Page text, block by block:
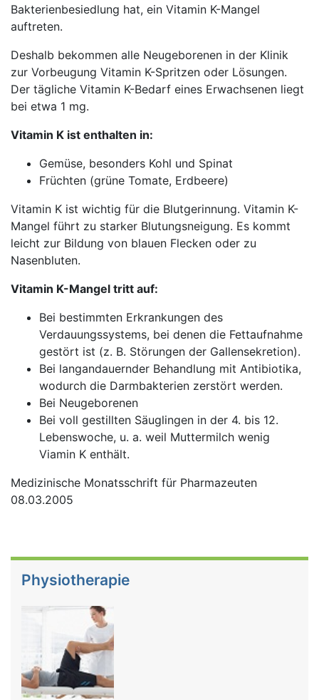
Bakterienbesiedlung hat, ein Vitamin K-Mangel
auftreten.
Deshalb bekommen alle Neugeborenen in der Klinik
zur Vorbeugung Vitamin K-Spritzen oder Lösungen.
Der tägliche Vitamin K-Bedarf eines Erwachsenen liegt
bei etwa 1 mg.
Vitamin K ist enthalten in:
Gemüse, besonders Kohl und Spinat
Früchten (grüne Tomate, Erdbeere)
Vitamin K ist wichtig für die Blutgerinnung. Vitamin K-
Mangel führt zu starker Blutungsneigung. Es kommt
leicht zur Bildung von blauen Flecken oder zu
Nasenbluten.
Vitamin K-Mangel tritt auf:
Bei bestimmten Erkrankungen des
Verdauungssystems, bei denen die Fettaufnahme
gestört ist (z. B. Störungen der Gallensekretion).
Bei langandauernder Behandlung mit Antibiotika,
wodurch die Darmbakterien zerstört werden.
Bei Neugeborenen
Bei voll gestillten Säuglingen in der 4. bis 12.
Lebenswoche, u. a. weil Muttermilch wenig
Viamin K enthält.
Medizinische Monatsschrift für Pharmazeuten
08.03.2005
Physiotherapie